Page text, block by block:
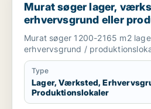
Murat søger lager,
erhvervsgrund eller
salg i Albertslund,
Taastrup m.fl.
Murat søger 1200-2165 m2
erhvervsgrund /
Type
Lager, Værksted,
Produktionslokaler